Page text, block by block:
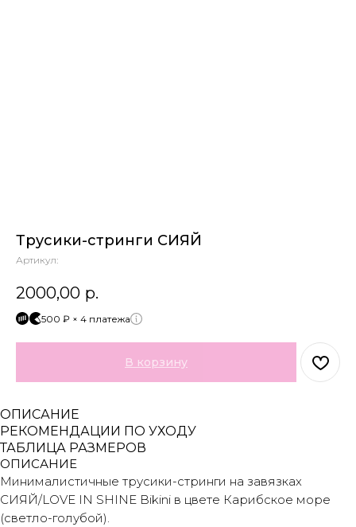
Трусики-стринги СИЯЙ
Артикул:
2000,00 р.
500 ₽ × 4 платежа
В корзину
ОПИСАНИЕ
РЕКОМЕНДАЦИИ ПО УХОДУ
ТАБЛИЦА РАЗМЕРОВ
ОПИСАНИЕ
Минималистичные трусики-стринги на завязках
СИЯЙ/LOVE IN SHINE Bikini в цвете Карибское море
(светло-голубой).